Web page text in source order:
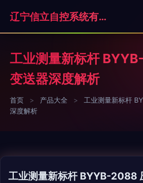
辽宁信立自控系统有限公司
工业测量新标杆
变送器深度解析
首页 > 产品大全 >
工业测量新标杆
深度解析
工业测量新标杆 BYYB-2088